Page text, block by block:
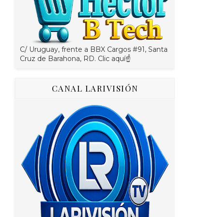
C/ Uruguay, frente a BBX Cargos #91, Santa
Cruz de Barahona, RD. Clic aquí☝
CANAL LARIVISIÓN